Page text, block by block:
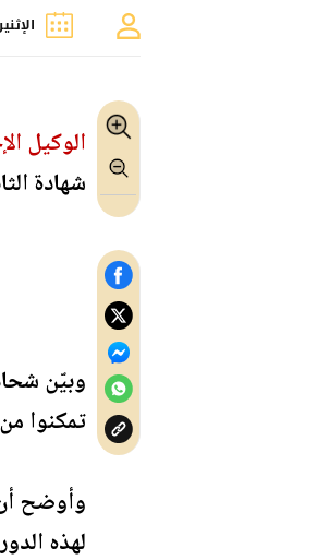
الإثنين، 05-
الوكيل
شهادة
وبيّن
تمكنوا
لهذه